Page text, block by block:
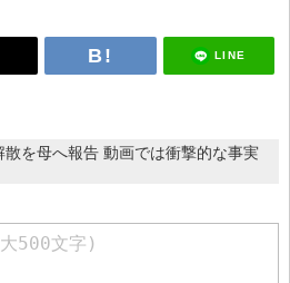
LINE
を母へ報告 動画では衝撃的な事実